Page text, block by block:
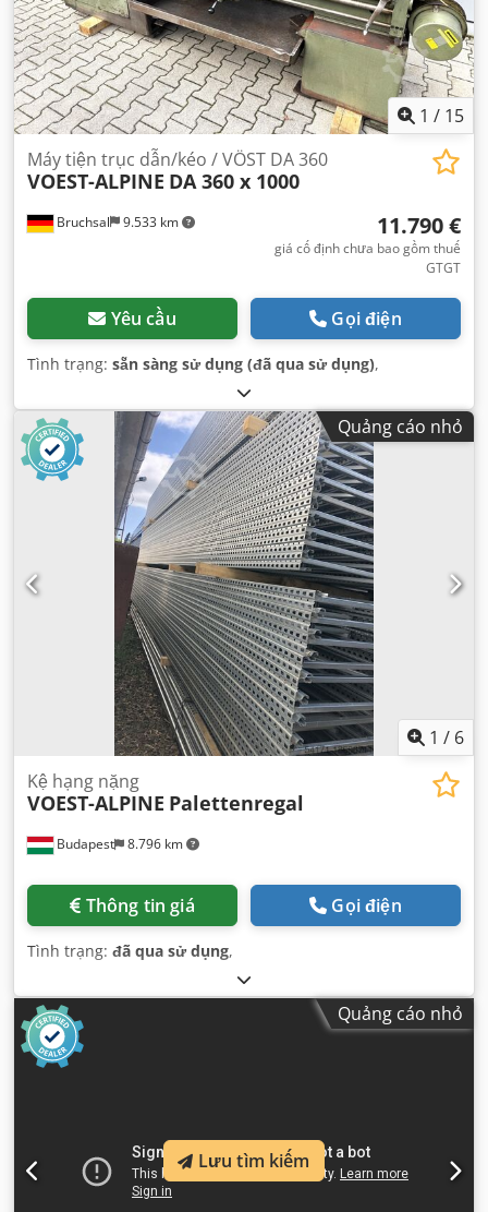
1 / 15
Bruchsal 9.533 km
Máy tiện trục dẫn/kéo / VÖST DA 360
VOEST-ALPINE DA 360 x 1000
11.790 €
giá cố định chưa bao gồm thuế
GTGT
Yêu cầu Gọi điện
Tình trạng: sẵn sàng sử dụng (đã qua sử dụng),
Quảng cáo nhỏ
1 / 6
Budapest 8.796 km
Kệ hạng nặng
VOEST-ALPINE Palettenregal
Thông tin giá Gọi điện
Tình trạng: đã qua sử dụng,
Quảng cáo nhỏ
Lưu tìm kiếm